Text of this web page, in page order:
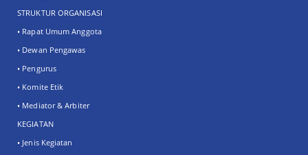
STRUKTUR ORGANISASI
• Rapat Umum Anggota
• Dewan Pengawas
• Pengurus
• Komite Etik
• Mediator & Arbiter
KEGIATAN
• Jenis Kegiatan